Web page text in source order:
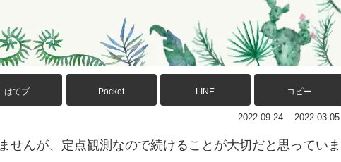
はてブ Pocket LINE コピー
2022.09.24 2022.03.05
せんが、定点観測なので続けることが大切だと思っていま